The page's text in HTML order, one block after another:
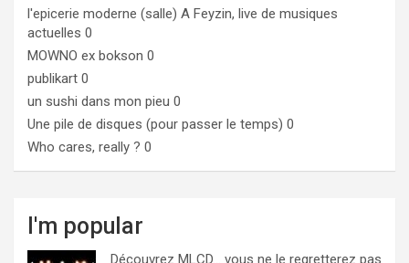
l'epicerie moderne (salle) A Feyzin, live de musiques
actuelles 0
MOWNO ex bokson 0
publikart 0
un sushi dans mon pieu 0
Une pile de disques (pour passer le temps) 0
Who cares, really ? 0
I'm popular
Découvrez MLCD… vous ne le regretterez pas